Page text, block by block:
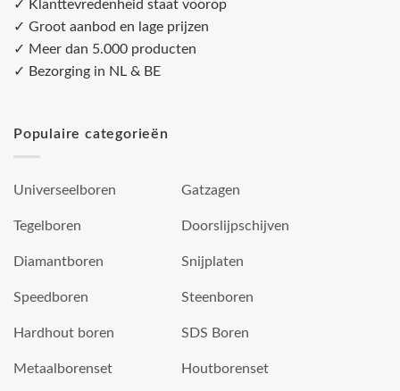
✓ Klanttevredenheid staat voorop
✓ Groot aanbod en lage prijzen
✓ Meer dan 5.000 producten
✓ Bezorging in NL & BE
Populaire categorieën
Universeelboren
Tegelboren
Diamantboren
Speedboren
Hardhout boren
Metaalborenset
Gatzagen
Doorslijpschijven
Snijplaten
Steenboren
SDS Boren
Houtborenset